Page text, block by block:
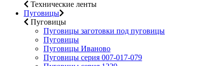
Технические ленты
Пуговицы
Пуговицы
Пуговицы заготовки под пуговицы
Пуговицы
Пуговицы Иваново
Пуговицы серия 007-017-079